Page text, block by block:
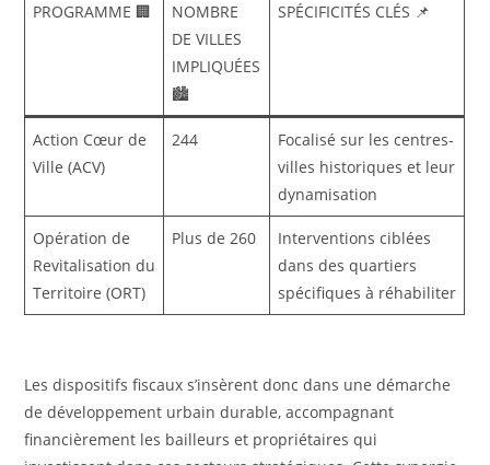
PROGRAMME 🏢
NOMBRE
DE VILLES
IMPLIQUÉES
🏙️
SPÉCIFICITÉS CLÉS 📌
Action Cœur de
Ville (ACV)
244
Focalisé sur les centres-
villes historiques et leur
dynamisation
Opération de
Revitalisation du
Territoire (ORT)
Plus de 260
Interventions ciblées
dans des quartiers
spécifiques à réhabiliter
Les dispositifs fiscaux s’insèrent donc dans une démarche
de développement urbain durable, accompagnant
financièrement les bailleurs et propriétaires qui